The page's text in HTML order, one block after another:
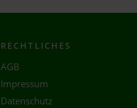
RECHTLICHES
AGB
Impressum
Datenschutz